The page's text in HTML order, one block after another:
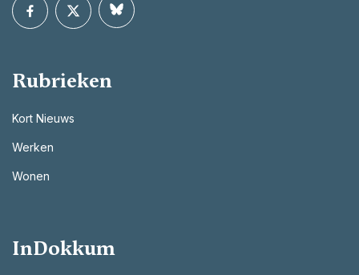
Rubrieken
Kort Nieuws
Werken
Wonen
InDokkum